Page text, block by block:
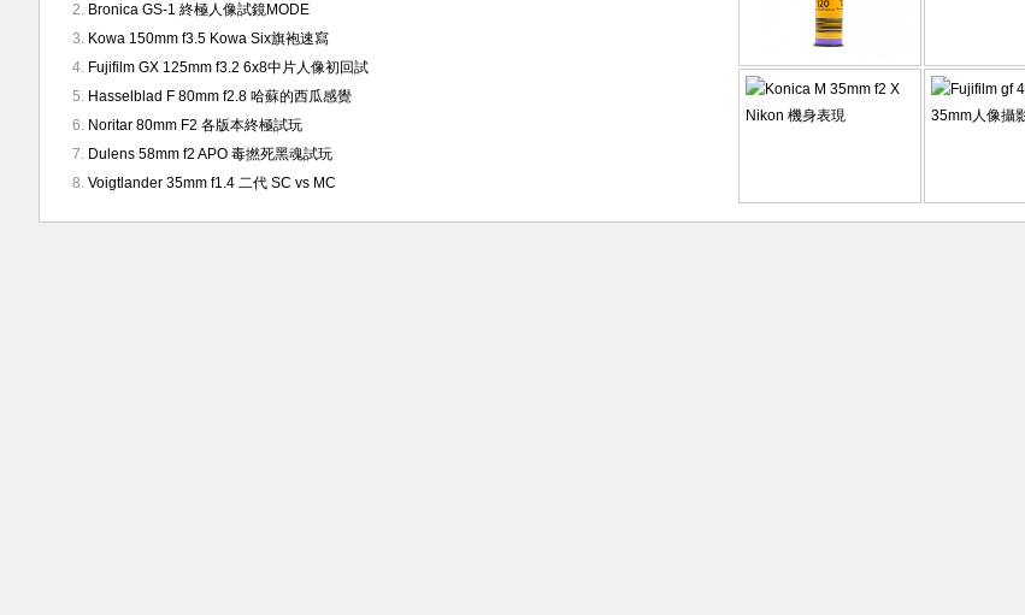
Bronica GS-1 終極人像試鏡MODE
Kowa 150mm f3.5 Kowa Six旗袍速寫
Fujifilm GX 125mm f3.2 6x8中片人像初回試
Hasselblad F 80mm f2.8 哈蘇的西瓜感覺
Noritar 80mm F2 各版本終極試玩
Dulens 58mm f2 APO 毒撚死黑魂試玩
Voigtlander 35mm f1.4 二代 SC vs MC